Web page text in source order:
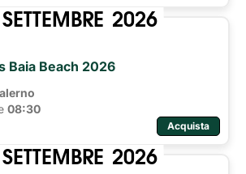
SETTEMBRE 2026
Baia Beach 2026
08:30
Acquista
SETTEMBRE 2026